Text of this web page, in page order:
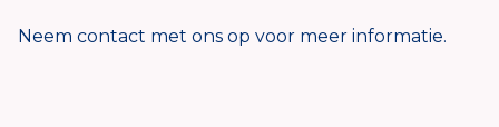
Neem contact met ons op voor meer informatie.